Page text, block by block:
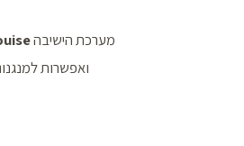
מערכת הישיבה
ואפשרות